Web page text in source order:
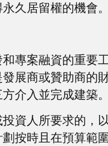
久居留權的機會。
專案融資的重要
展商或贊助商的
介入並完成建築。
資人所要求的，
劃按時且在預算